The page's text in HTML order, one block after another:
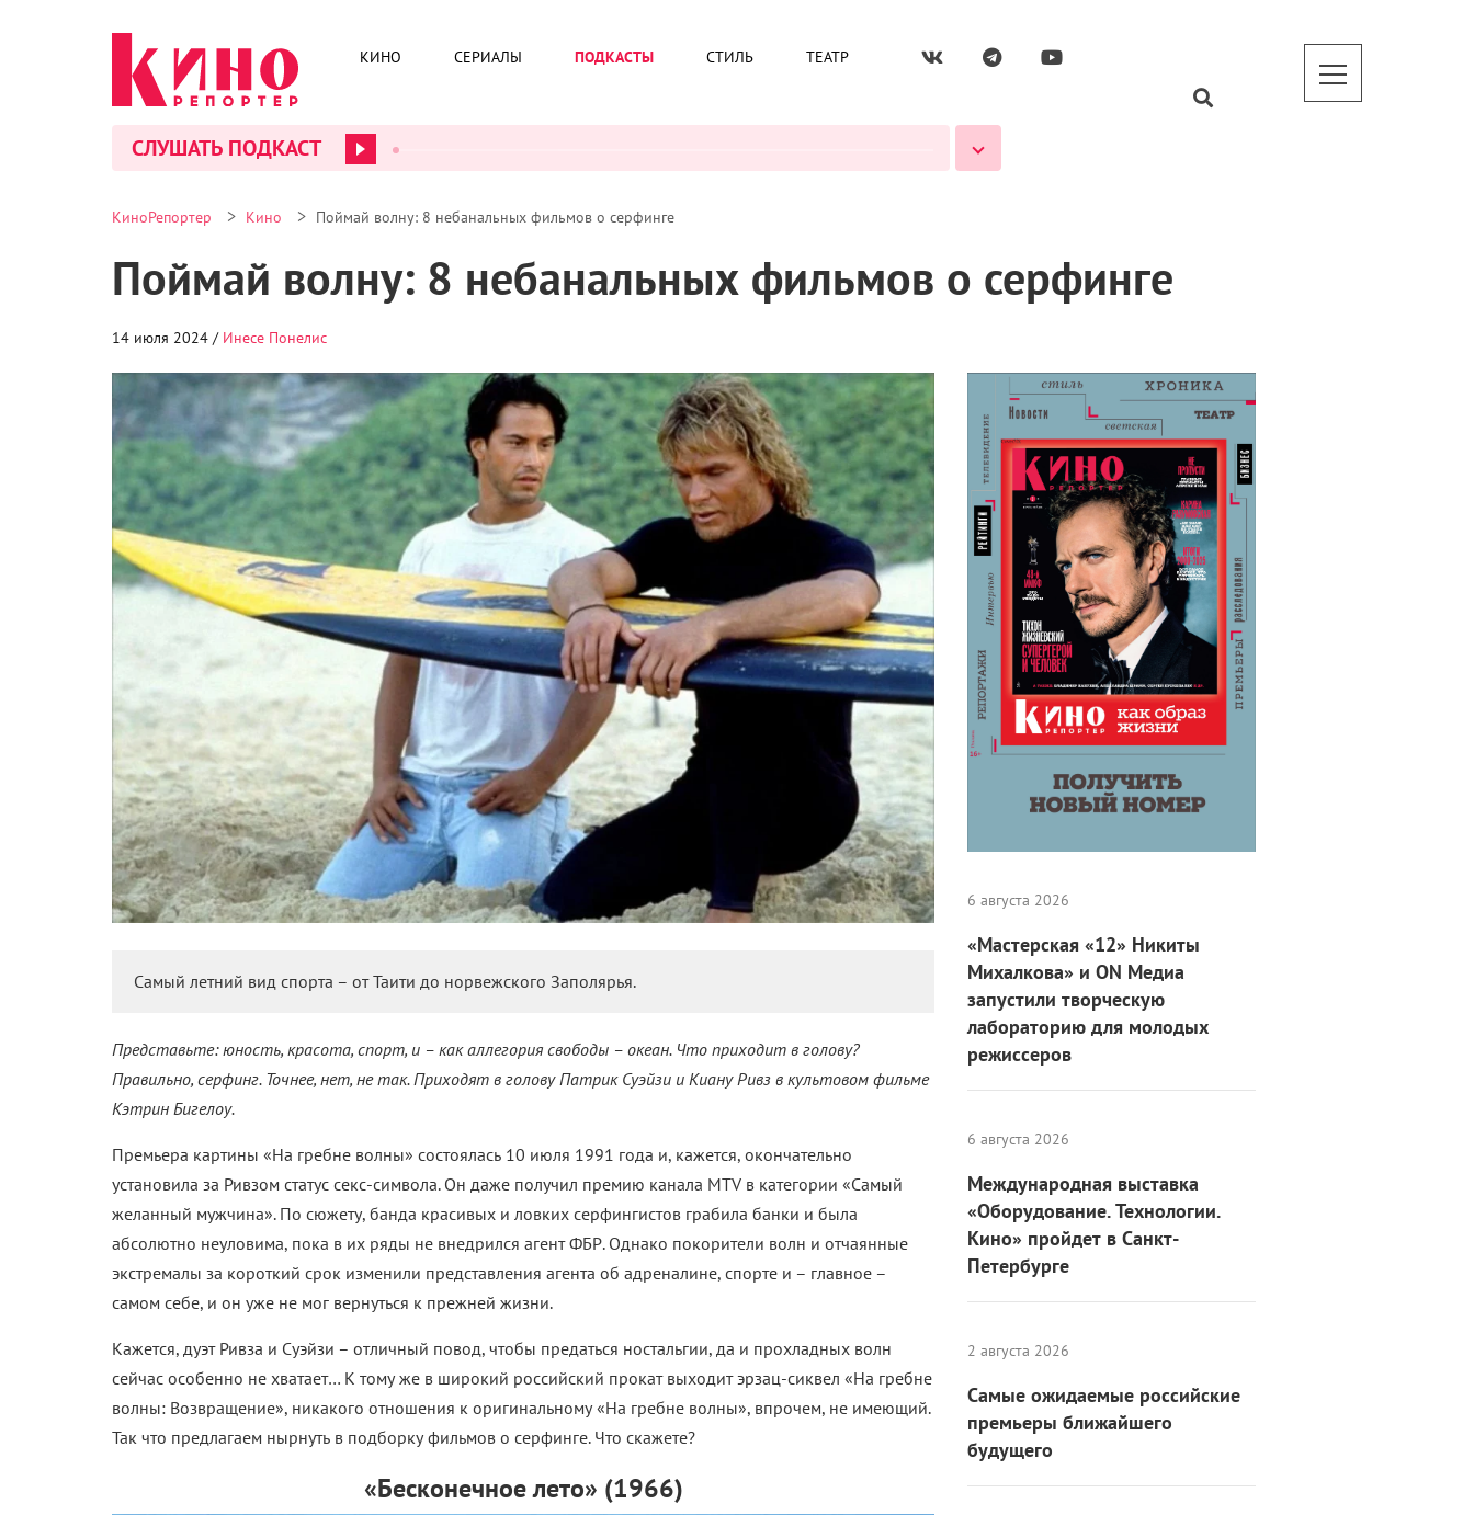
КИНО СЕРИАЛЫ ПОДКАСТЫ СТИЛЬ ТЕАТР
СЛУШАТЬ ПОДКАСТ
КиноРепортер > Кино > Поймай волну: 8 небанальных фильмов о серфинге
Поймай волну: 8 небанальных фильмов о серфинге
14 июля 2024 / Инесе Понелис
Самый летний вид спорта – от Таити до норвежского Заполярья.
Представьте: юность, красота, спорт, и – как аллегория свободы – океан. Что приходит в голову?
Правильно, серфинг. Точнее, нет, не так. Приходят в голову Патрик Суэйзи и Киану Ривз в культовом фильме
Кэтрин Бигелоу.
Премьера картины «На гребне волны» состоялась 10 июля 1991 года и, кажется, окончательно
установила за Ривзом статус секс-символа. Он даже получил премию канала MTV в категории «Самый
желанный мужчина». По сюжету, банда красивых и ловких серфингистов грабила банки и была
абсолютно неуловима, пока в их ряды не внедрился агент ФБР. Однако покорители волн и отчаянные
экстремалы за короткий срок изменили представления агента об адреналине, спорте и – главное –
самом себе, и он уже не мог вернуться к прежней жизни.
Кажется, дуэт Ривза и Суэйзи – отличный повод, чтобы предаться ностальгии, да и прохладных волн
сейчас особенно не хватает… К тому же в широкий российский прокат выходит эрзац-сиквел «На гребне
волны: Возвращение», никакого отношения к оригинальному «На гребне волны», впрочем, не имеющий.
Так что предлагаем нырнуть в подборку фильмов о серфинге. Что скажете?
«Бесконечное лето» (1966)
6 августа 2026
«Мастерская «12» Никиты
Михалкова» и ON Медиа
запустили творческую
лабораторию для молодых
режиссеров
6 августа 2026
Международная выставка
«Оборудование. Технологии.
Кино» пройдет в Санкт-
Петербурге
2 августа 2026
Самые ожидаемые российские
премьеры ближайшего
будущего